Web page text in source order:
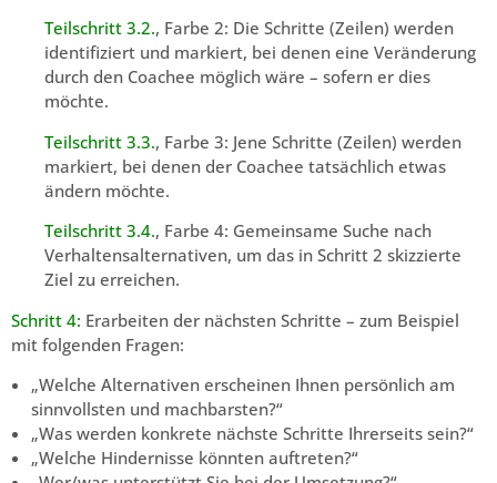
Teilschritt 3.2., Farbe 2: Die Schritte (Zeilen) werden
identifiziert und markiert, bei denen eine Veränderung
durch den Coachee möglich wäre – sofern er dies
möchte.
Teilschritt 3.3., Farbe 3: Jene Schritte (Zeilen) werden
markiert, bei denen der Coachee tatsächlich etwas
ändern möchte.
Teilschritt 3.4., Farbe 4: Gemeinsame Suche nach
Verhaltensalternativen, um das in Schritt 2 skizzierte
Ziel zu erreichen.
Schritt 4: Erarbeiten der nächsten Schritte – zum Beispiel
mit folgenden Fragen:
„Welche Alternativen erscheinen Ihnen persönlich am
sinnvollsten und machbarsten?“
„Was werden konkrete nächste Schritte Ihrerseits sein?“
„Welche Hindernisse könnten auftreten?“